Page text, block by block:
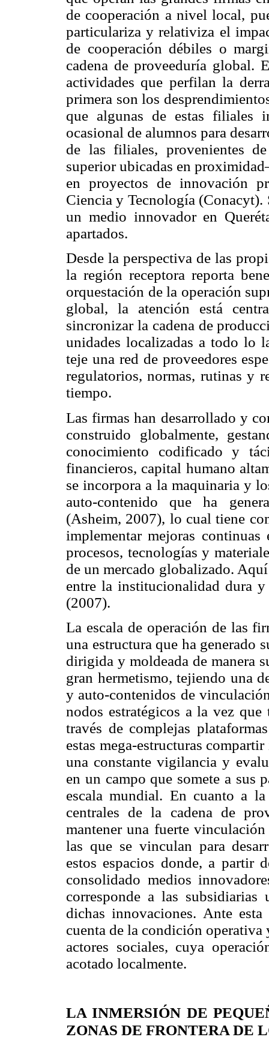
de cooperación a nivel local,
particulariza y relativiza el
de cooperación débiles o
cadena de proveeduría global.
actividades que perfilan la
primera son los
que algunas de estas
ocasional de alumnos para
de las filiales, provenientes
superior ubicadas en
en proyectos de innovación
Ciencia y Tecnología
un medio innovador en
apartados.
Desde la perspectiva de las
la región receptora reporta
orquestación de la operación
global, la atención está
sincronizar la cadena de
unidades localizadas a todo lo
teje una red de proveedores
regulatorios, normas, rutinas y
tiempo.
Las firmas han desarrollado y
construido globalmente,
conocimiento codificado y
financieros, capital humano
se incorpora a la maquinaria y
auto-contenido que ha
(Asheim, 2007), lo cual tiene
implementar mejoras
procesos, tecnologías y
de un mercado globalizado.
entre la institucionalidad dura
(2007).
La escala de operación de las
una estructura que ha generado
dirigida y moldeada de manera
gran hermetismo, tejiendo una
y auto-contenidos de
nodos estratégicos a la vez
través de complejas
estas mega-estructuras
una constante vigilancia y
en un campo que somete a sus
escala mundial. En cuanto a
centrales de la cadena de
mantener una fuerte
las que se vinculan para
estos espacios donde, a partir
consolidado medios
corresponde a las
dichas innovaciones. Ante
cuenta de la condición operativa
actores sociales, cuya
acotado localmente.
LA INMERSIÓN DE
ZONAS DE FRONTERA DE